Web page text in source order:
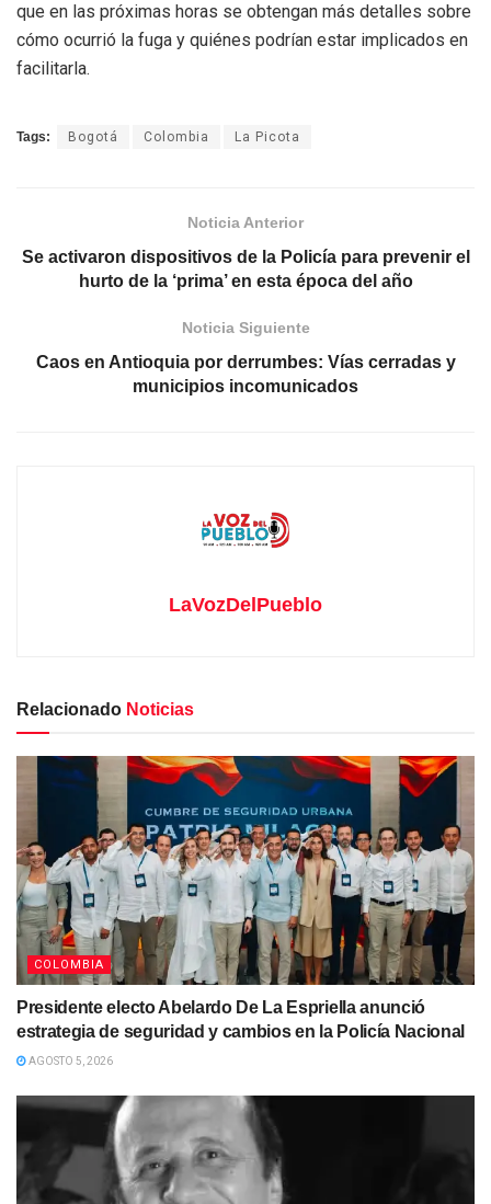
que en las próximas horas se obtengan más detalles sobre
cómo ocurrió la fuga y quiénes podrían estar implicados en
facilitarla.
Tags: Bogotá Colombia La Picota
Noticia Anterior
Se activaron dispositivos de la Policía para prevenir el
hurto de la ‘prima’ en esta época del año
Noticia Siguiente
Caos en Antioquia por derrumbes: Vías cerradas y
municipios incomunicados
LaVozDelPueblo
Relacionado Noticias
COLOMBIA
Presidente electo Abelardo De La Espriella anunció
estrategia de seguridad y cambios en la Policía Nacional
AGOSTO 5, 2026